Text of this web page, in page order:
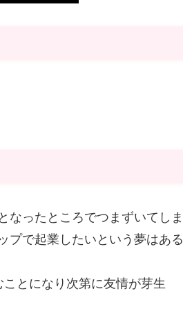
なったところでつまずいてしま
プで起業したいという夢はある
とになり次第に友情が芽生